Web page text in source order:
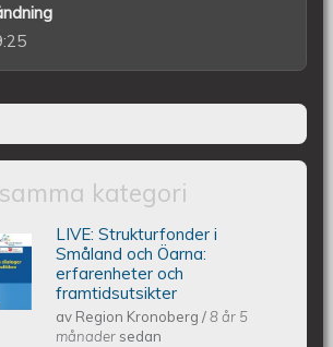
kategori
regionala dialoger om
LIVE: ​Strukturfonder i
Småland och Öarna:
erfarenheter och
framtidsutsikter
av Region Kronoberg/8 år 5
månader sedan